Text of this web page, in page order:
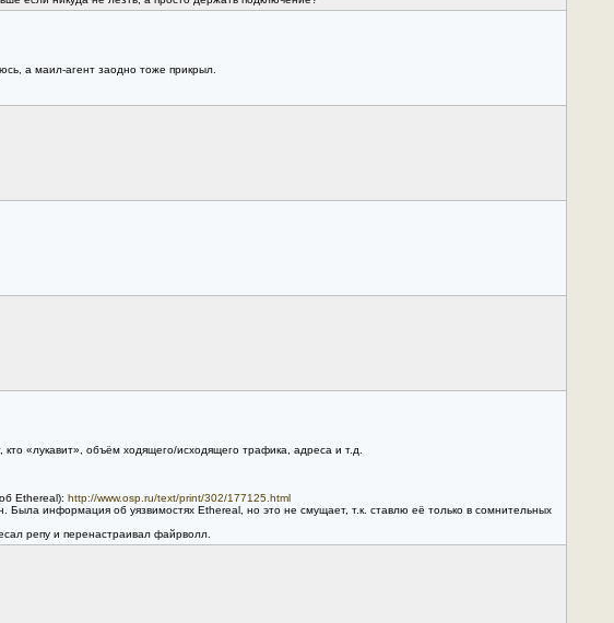
а маил-агент заодно тоже прикрыл.
кто «лукавит», объём ходящего/исходящего трафика, адреса и т.д.
Ethereal): http://www.osp.ru/text/print/302/177125.html
Была информация об уязвимостях Ethereal, но это не смущает, т.к. ставлю её только в сомнительных
репу и перенастраивал файрволл.